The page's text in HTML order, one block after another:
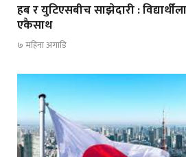
हब र युटिएसबीच साझेदारी :
एकैसाथ
७ महिना अगाडि